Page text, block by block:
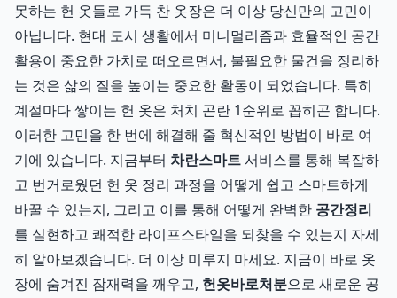
못하는 헌 옷들로 가득 찬 옷장은 더 이상 당신만의 고민이
아닙니다. 현대 도시 생활에서 미니멀리즘과 효율적인 공간
활용이 중요한 가치로 떠오르면서, 불필요한 물건을 정리하
는 것은 삶의 질을 높이는 중요한 활동이 되었습니다. 특히
계절마다 쌓이는 헌 옷은 처치 곤란 1순위로 꼽히곤 합니다.
이러한 고민을 한 번에 해결해 줄 혁신적인 방법이 바로 여
기에 있습니다. 지금부터 차란스마트서비스를 통해 복잡하
고 번거로웠던 헌 옷 정리 과정을 어떻게 쉽고 스마트하게
바꿀 수 있는지, 그리고 이를 통해 어떻게 완벽한 공간정리
를 실현하고 쾌적한 라이프스타일을 되찾을 수 있는지 자세
히 알아보겠습니다. 더 이상 미루지 마세요. 지금이 바로 옷
장에 숨겨진 잠재력을 깨우고, 헌옷바로처분으로 새로운 공